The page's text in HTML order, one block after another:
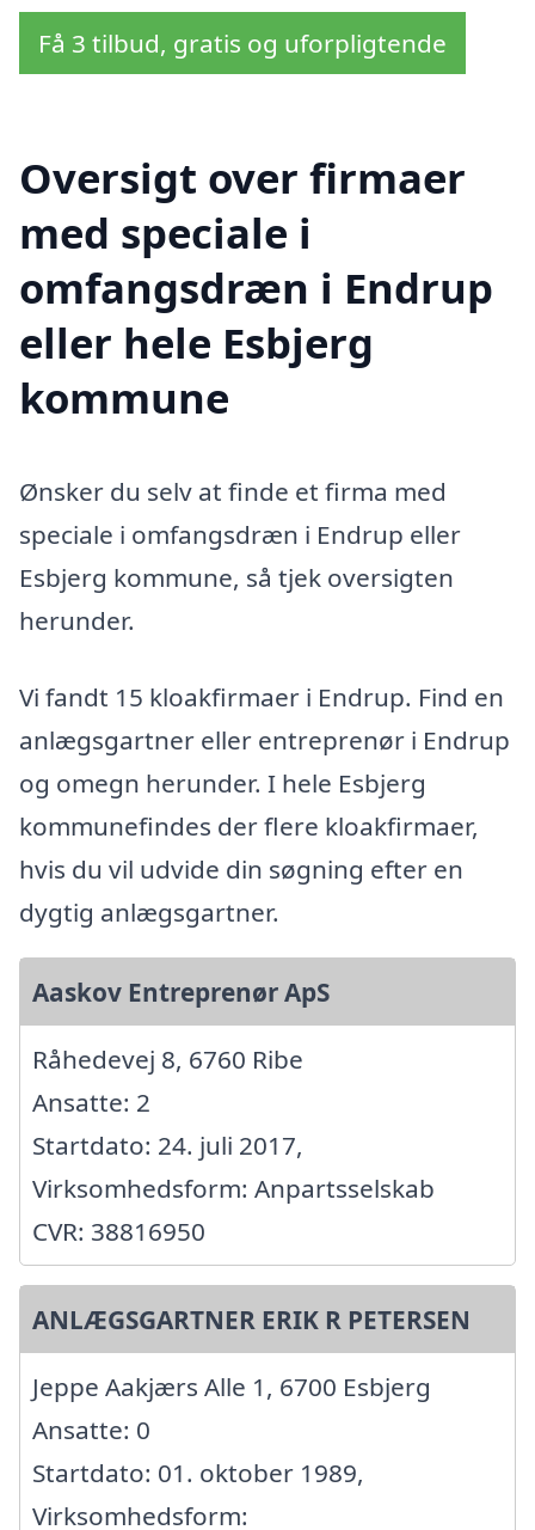
Få 3 tilbud, gratis og uforpligtende
Oversigt over firmaer
med speciale i
omfangsdræn i Endrup
eller hele Esbjerg
kommune
Ønsker du selv at finde et firma med
speciale i omfangsdræn i Endrup eller
Esbjerg kommune, så tjek oversigten
herunder.
Vi fandt 15 kloakfirmaer i Endrup. Find en
anlægsgartner eller entreprenør i Endrup
og omegn herunder. I hele Esbjerg
kommunefindes der flere kloakfirmaer,
hvis du vil udvide din søgning efter en
dygtig anlægsgartner.
Aaskov Entreprenør ApS
Råhedevej 8, 6760 Ribe
Ansatte: 2
Startdato: 24. juli 2017,
Virksomhedsform: Anpartsselskab
CVR: 38816950
ANLÆGSGARTNER ERIK R PETERSEN
Jeppe Aakjærs Alle 1, 6700 Esbjerg
Ansatte: 0
Startdato: 01. oktober 1989,
Virksomhedsform: